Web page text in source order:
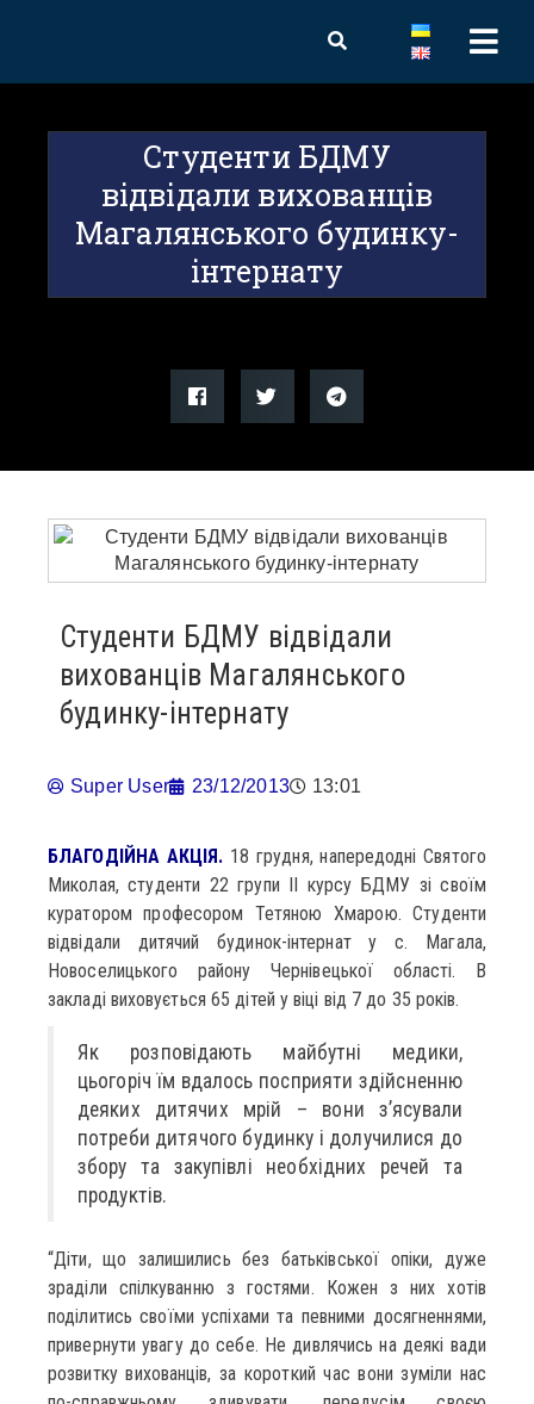
Студенти БДМУ
відвідали вихованців
Магалянського будинку-
інтернату
Студенти БДМУ відвідали
вихованців Магалянського
будинку-інтернату
Super User 23/12/2013 13:01
БЛАГОДІЙНА АКЦІЯ. 18 грудня, напередодні Святого
Миколая, студенти 22 групи II курсу БДМУ зі своїм
куратором професором Тетяною Хмарою. Студенти
відвідали дитячий будинок-інтернат у с. Магала,
Новоселицького району Чернівецької області. В
закладі виховується 65 дітей у віці від 7 до 35 років.
Як розповідають майбутні медики,
цьогоріч їм вдалось посприяти здійсненню
деяких дитячих мрій – вони з’ясували
потреби дитячого будинку і долучилися до
збору та закупівлі необхідних речей та
продуктів.
“Діти, що залишились без батьківської опіки, дуже
зраділи спілкуванню з гостями. Кожен з них хотів
поділитись своїми успіхами та певними досягненнями,
привернути увагу до себе. Не дивлячись на деякі вади
розвитку вихованців, за короткий час вони зуміли нас